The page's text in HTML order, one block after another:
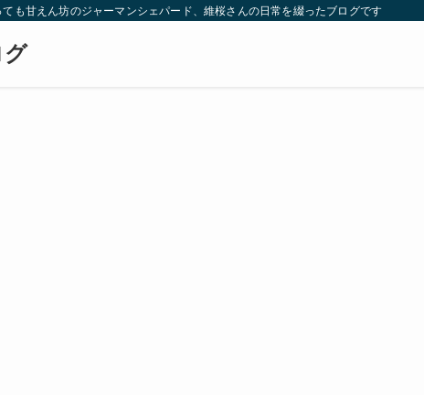
も甘えん坊のジャーマンシェパード、維桜さんの日常を綴ったブログです
グ